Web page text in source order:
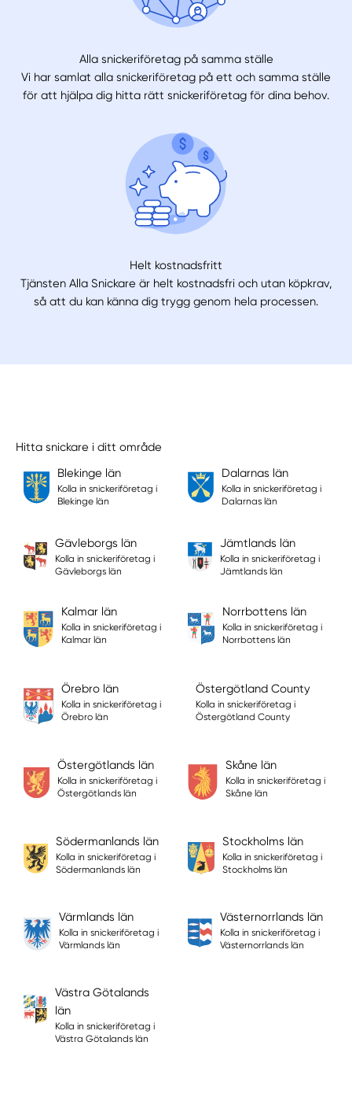
Alla snickeriföretag på samma ställe
Vi har samlat alla snickeriföretag på ett och samma ställe
för att hjälpa dig hitta rätt snickeriföretag för dina behov.
Helt kostnadsfritt
Tjänsten Alla Snickare är helt kostnadsfri och utan köpkrav,
så att du kan känna dig trygg genom hela processen.
Hitta snickare i ditt område
Blekinge län
Kolla in snickeriföretag i
Blekinge län
Dalarnas län
Kolla in snickeriföretag i
Dalarnas län
Gävleborgs län
Kolla in snickeriföretag i
Gävleborgs län
Jämtlands län
Kolla in snickeriföretag i
Jämtlands län
Kalmar län
Kolla in snickeriföretag i
Kalmar län
Norrbottens län
Kolla in snickeriföretag i
Norrbottens län
Örebro län
Kolla in snickeriföretag i
Örebro län
Östergötland County
Kolla in snickeriföretag i
Östergötland County
Östergötlands län
Kolla in snickeriföretag i
Östergötlands län
Skåne län
Kolla in snickeriföretag i
Skåne län
Södermanlands län
Kolla in snickeriföretag i
Södermanlands län
Stockholms län
Kolla in snickeriföretag i
Stockholms län
Värmlands län
Kolla in snickeriföretag i
Värmlands län
Västernorrlands län
Kolla in snickeriföretag i
Västernorrlands län
Västra Götalands
län
Kolla in snickeriföretag i
Västra Götalands län